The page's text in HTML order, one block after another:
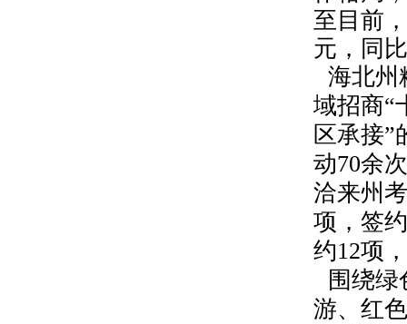
至目前
元，同
海北州
域招商“
区承接
动70余
洽来州
项，签
约12项
围绕
游、红